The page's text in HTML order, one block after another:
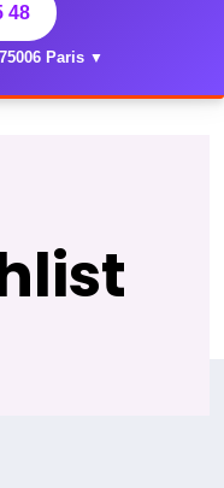
48
Paris ▼